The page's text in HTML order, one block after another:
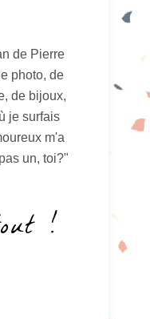
de Pierre
photo, de
de bijoux,
je surfais
m'a
un, toi?"
!